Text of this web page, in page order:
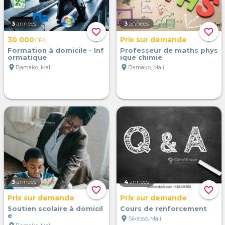
favorite_border
3 années
30 000CFA
Formation à domicile - Inf
ormatique
location_on Bamako, Mali
favorite_border
3 années
Prix sur demande
Professeur de maths phys
ique chimie
location_on Bamako, Mali
favorite_border
3 années
Prix sur demande
Soutien scolaire à domicil
e
favorite_border
4 années
Prix sur demande
Cours de renforcement
location_on Sikasso, Mali